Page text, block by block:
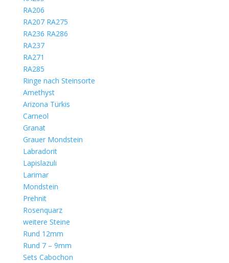
RA206
RA207 RA275
RA236 RA286
RA237
RA271
RA285
Ringe nach Steinsorte
Amethyst
Arizona Türkis
Carneol
Granat
Grauer Mondstein
Labradorit
Lapislazuli
Larimar
Mondstein
Prehnit
Rosenquarz
weitere Steine
Rund 12mm
Rund 7 – 9mm
Sets Cabochon